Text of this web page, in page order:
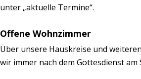
unter „aktuelle Termine“.
Offene Wohnzimmer
Über unsere Hauskreise und
wir immer nach dem Gottesdienst am